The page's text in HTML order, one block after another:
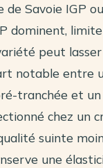
de Savoie IGP
dominent,
peut
notable entre
tranchée et
chez un
suinte
une